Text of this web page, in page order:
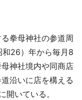
拳母神社の参道周
和26）年から毎月8
神社境内や同商店
沿いに店を構える
いている。